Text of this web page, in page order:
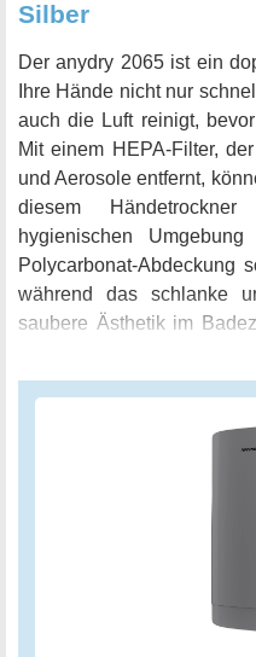
Silber
Der anydry 2065 ist ein
Ihre Hände nicht nur
auch die Luft reinigt,
Mit einem HEPA-Filter,
und Aerosole entfernt,
diesem
hygienischen
Polycarbonat-Abdeckung
während das schlanke
saubere Ästhetik im
passt perfekt zur
und verbessert es
zu stecken. Wenn er
Stromanschluss herstellt.